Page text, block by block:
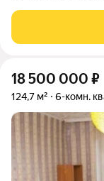
атмосферой за
уединённости, а
18 500 000 ₽
124,7 м² 6-комн.